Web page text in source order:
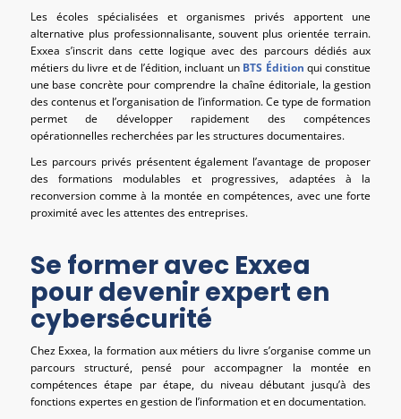
Les écoles spécialisées et organismes privés apportent une
alternative plus professionnalisante, souvent plus orientée terrain.
Exxea s’inscrit dans cette logique avec des parcours dédiés aux
métiers du livre et de l’édition, incluant un BTS Édition qui constitue
une base concrète pour comprendre la chaîne éditoriale, la gestion
des contenus et l’organisation de l’information. Ce type de formation
permet de développer rapidement des compétences
opérationnelles recherchées par les structures documentaires.
Les parcours privés présentent également l’avantage de proposer
des formations modulables et progressives, adaptées à la
reconversion comme à la montée en compétences, avec une forte
proximité avec les attentes des entreprises.
Se former avec Exxea
pour devenir expert en
cybersécurité
Chez Exxea, la formation aux métiers du livre s’organise comme un
parcours structuré, pensé pour accompagner la montée en
compétences étape par étape, du niveau débutant jusqu’à des
fonctions expertes en gestion de l’information et en documentation.